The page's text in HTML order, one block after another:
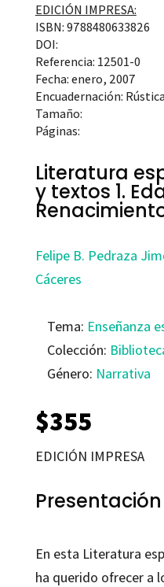
EDICIÓN IMPRESA:
ISBN: 9788480633826
DOI:
Referencia: 12501-0
Fecha: enero, 2007
Encuadernación:
Tamaño:
Páginas:
Literatura
y textos 1.
Felipe B. Pedraza
Cáceres
Tema: Enseñanza
Colección:
Género: Narrativa
$355
EDICIÓN IMPRESA
Presentación
En esta Literatura
ha querido ofrecer a